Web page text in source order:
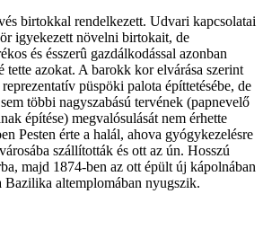
birtokkal rendelkezett. Udvari kapcsolatai
igyekezett növelni birtokait, de
és ésszerû gazdálkodással azonban
tette azokat. A barokk kor elvárása szerint
püspöki palota építtetésébe, de
többi nagyszabású tervének (papnevelő
építése) megvalósulását nem érhette
Pesten érte a halál, ahova gyógykezelésre
szállították és ott az ún. Hosszú
majd 1874-ben az ott épült új kápolnában
Bazilika altemplomában nyugszik.